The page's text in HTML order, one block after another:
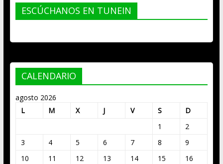
ESCÚCHANOS EN TUNEIN
CALENDARIO
agosto 2026
L
M X J V S
D
1
2
3
4 5 6 7 8
9
10
11 12 13 14 15
16